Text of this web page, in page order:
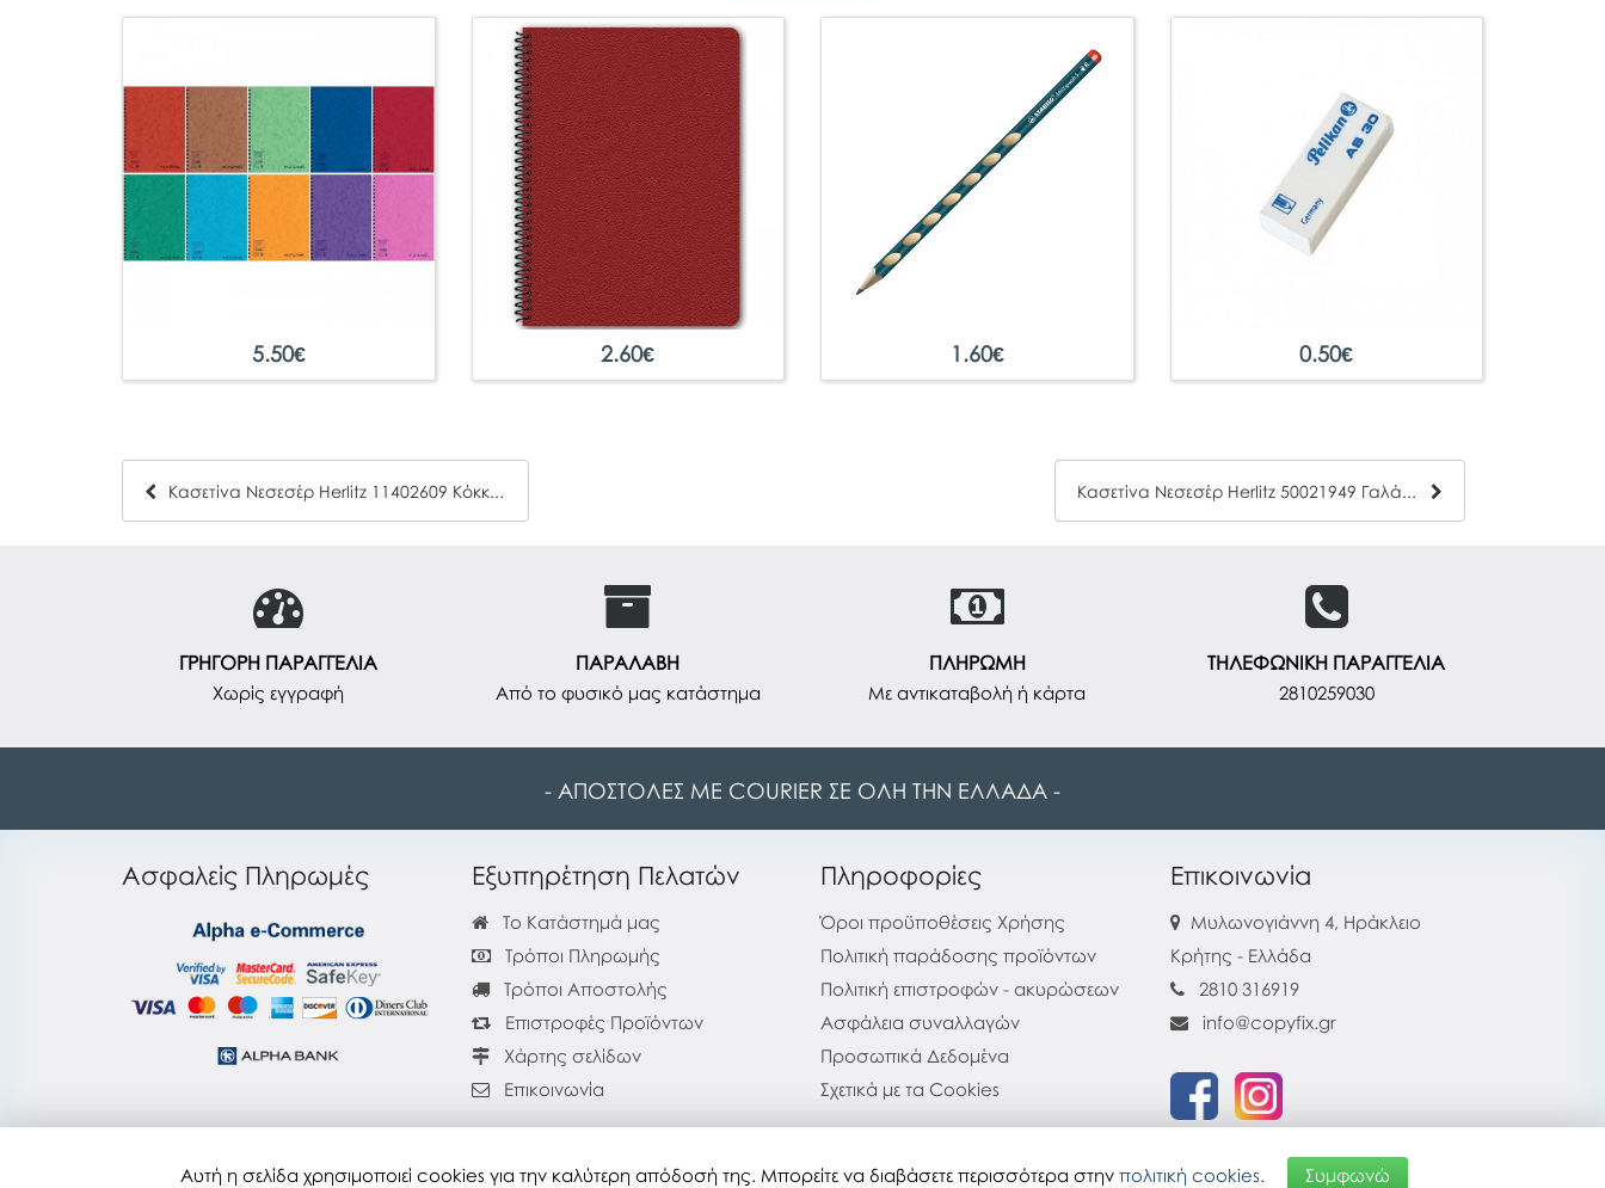
5.50€ 2.60€ 1.60€ 0.50€
Κασετίνα Νεσεσέρ Herlitz 11402609 Κόκκινη Κασετίνα Νεσεσέρ Herlitz 50021949 Γαλάζια
ΓΡΗΓΟΡΗ ΠΑΡΑΓΓΕΛΙΑ
Χωρίς εγγραφή
ΠΑΡΑΛΑΒΗ
Από το φυσικό μας κατάστημα
ΠΛΗΡΩΜΗ
Με αντικαταβολή ή κάρτα
ΤΗΛΕΦΩΝΙΚΗ ΠΑΡΑΓΓΕΛΙΑ
2810259030
- ΑΠΟΣΤΟΛΕΣ ΜΕ COURIER ΣΕ ΟΛΗ ΤΗΝ ΕΛΛΑΔΑ -
Ασφαλείς Πληρωμές Εξυπηρέτηση Πελατών
Το Κατάστημά μας
Τρόποι Πληρωμής
Τρόποι Αποστολής
Επιστροφές Προϊόντων
Χάρτης σελίδων
Επικοινωνία
Πληροφορίες
Όροι προϋποθέσεις Χρήσης
Πολιτική παράδοσης προϊόντων
Πολιτική επιστροφών - ακυρώσεων
Ασφάλεια συναλλαγών
Προσωπικά Δεδομένα
Σχετικά με τα Cookies
Επικοινωνία
Μυλωνογιάννη 4, Ηράκλειο
Κρήτης - Ελλάδα
2810 316919
info@copyfix.gr
copyfix.gr © 2026 Τελευταία ενημέρωση : 28-07-2026 16:22
Αυτή η σελίδα χρησιμοποιεί cookies για την καλύτερη απόδοσή της. Μπορείτε να διαβάσετε περισσότερα στην πολιτική cookies. Συμφωνώ